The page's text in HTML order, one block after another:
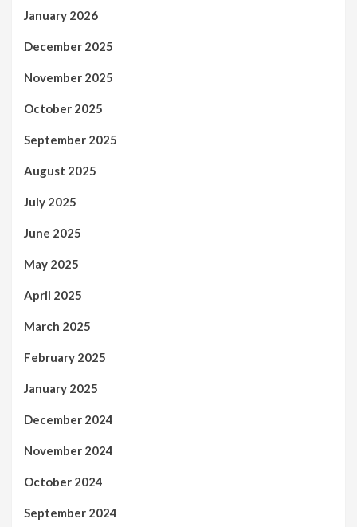
January 2026
December 2025
November 2025
October 2025
September 2025
August 2025
July 2025
June 2025
May 2025
April 2025
March 2025
February 2025
January 2025
December 2024
November 2024
October 2024
September 2024